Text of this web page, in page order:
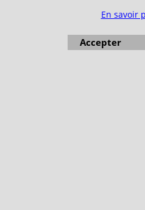
Boutique en ligne créés avec le
En savoir
Accepter